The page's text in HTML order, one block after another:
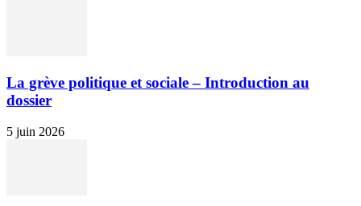
La grève politique et sociale – Introduction au
dossier
5 juin 2026